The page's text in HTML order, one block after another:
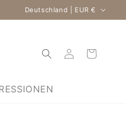
Land/Region Deutschland | EUR €
EinloggenWarenkorb